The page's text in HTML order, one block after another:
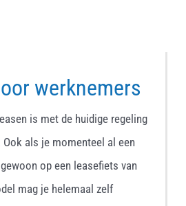
werknemers
is met de huidige regeling
als je momenteel al een
op een leasefiets van
mag je helemaal zelf